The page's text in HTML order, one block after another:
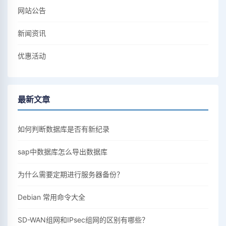
网站公告
新闻资讯
优惠活动
最新文章
如何判断数据库是否有新纪录
sap中数据库怎么导出数据库
为什么需要定期进行服务器备份？
Debian 常用命令大全
SD-WAN组网和IPsec组网的区别有哪些？